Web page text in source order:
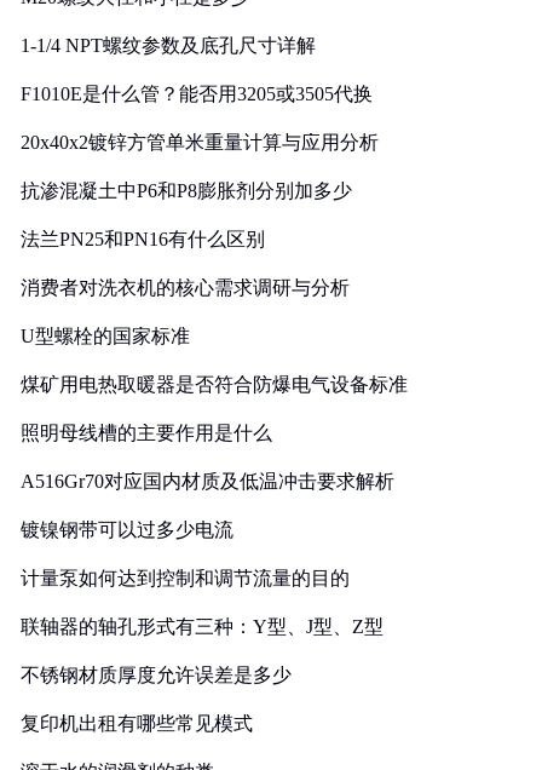
1-1/4 NPT螺纹参数及底孔尺寸详解
F1010E是什么管？能否用3205或3505代换
20x40x2镀锌方管单米重量计算与应用分析
抗渗混凝土中P6和P8膨胀剂分别加多少
法兰PN25和PN16有什么区别
消费者对洗衣机的核心需求调研与分析
U型螺栓的国家标准
煤矿用电热取暖器是否符合防爆电气设备标准
照明母线槽的主要作用是什么
A516Gr70对应国内材质及低温冲击要求解析
镀镍钢带可以过多少电流
计量泵如何达到控制和调节流量的目的
联轴器的轴孔形式有三种：Y型、J型、Z型
不锈钢材质厚度允许误差是多少
复印机出租有哪些常见模式